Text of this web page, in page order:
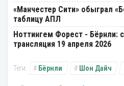
«Манчестер Сити» обыграл
таблицу АПЛ
Ноттингем Форест - Бёрнли:
трансляция 19 апреля 2026
Бёрнли Шон Дайч